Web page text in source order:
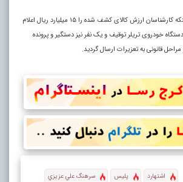
این مقام انتظامی با بیان اینکه کارشناسان ارزش کالای کشف شده را ۱۵ میلیارد ریال اعلام
خودروی تریلر توقیف و یک نفر نیز دستگیر و پرونده
قانونی به تعزیرات ارسال گردید.
اشتهارد پليس
سرهنگ علي عزيزي